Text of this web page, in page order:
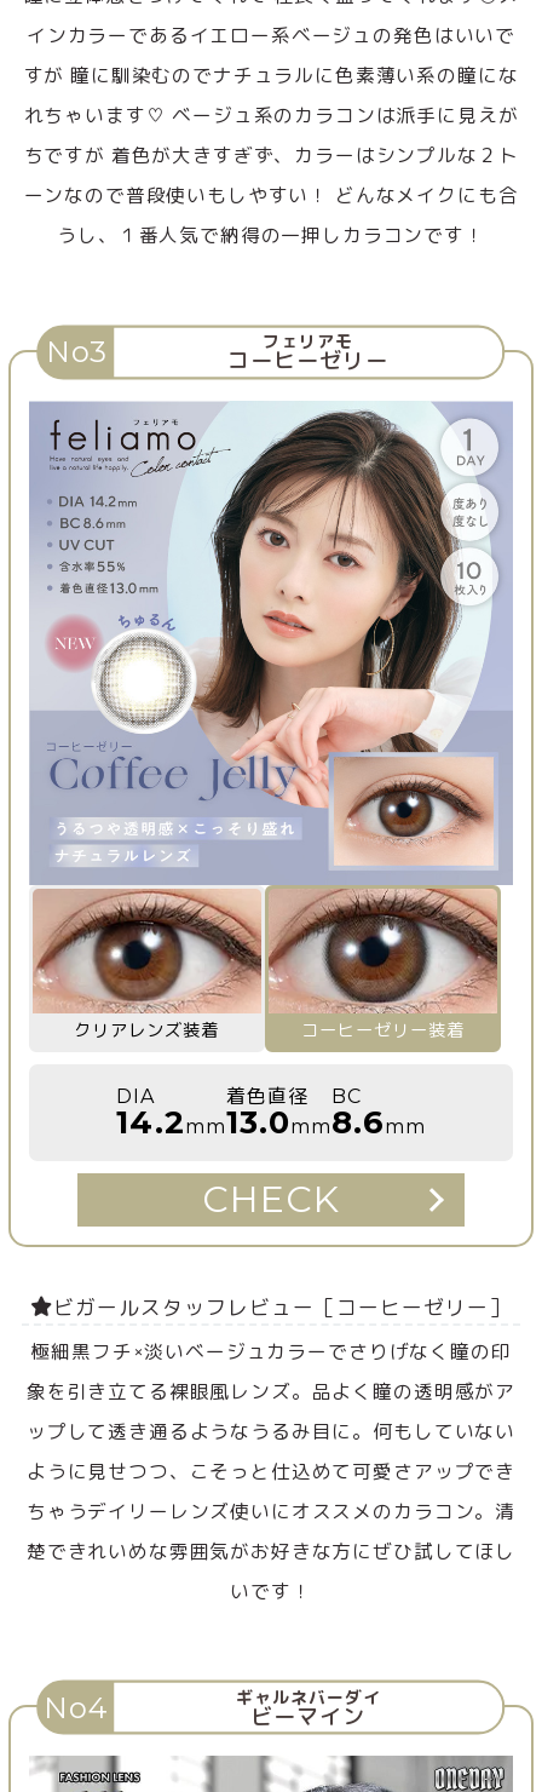
インカラーであるイエロー系ベージュの発色はいいで
すが 瞳に馴染むのでナチュラルに色素薄い系の瞳にな
れちゃいます♡ ベージュ系のカラコンは派手に見えが
ちですが 着色が大きすぎず、カラーはシンプルな２ト
ーンなので普段使いもしやすい！ どんなメイクにも合
うし、１番人気で納得の一押しカラコンです！
No3 フェリアモ
コーヒーゼリー
クリアレンズ装着 コーヒーゼリー装着
DIA
14.2mm
着色直径
13.0mm
BC
8.6mm
CHECK
ビガールスタッフレビュー［コーヒーゼリー］
極細黒フチ×淡いベージュカラーでさりげなく瞳の印
象を引き立てる裸眼風レンズ。品よく瞳の透明感がア
ップして透き通るようなうるみ目に。何もしていない
ように見せつつ、こそっと仕込めて可愛さアップでき
ちゃうデイリーレンズ使いにオススメのカラコン。清
楚できれいめな雰囲気がお好きな方にぜひ試してほし
いです！
No4 ギャルネバーダイ
ビーマイン